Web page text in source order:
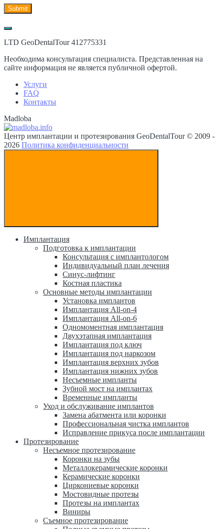
LTD GeoDentalTour 412775331
Необходима консультация специалиста. Представленная на
сайте информация не является публичной офертой.
Услуги
FAQ
Контакты
Madloba
Центр имплантации и протезирования GeoDentalTour © 2009 -
2026 Политика конфиденциальности
Имплантация
Подготовка к имплантации
Консультация с имплантологом
Индивидуальный план лечения
Синус-лифтинг
Костная пластика
Основные методы имплантации
Установка имплантов
Имплантация All-on-4
Имплантация All-on-6
Одномоментная имплантация
Двухэтапная имплантация
Имплантация под ключ
Имплантация под наркозом
Имплантация верхних зубов
Имплантация нижних зубов
Несъемные импланты
Зубной мост на имплантах
Временные импланты
Уход и обслуживание имплантов
Замена абатмента или коронки
Профессиональная чистка имплантов
Исправление прикуса после имплантации
Протезирование
Несъемное протезирование
Коронки на зубы
Металлокерамические коронки
Керамические коронки
Циркониевые коронки
Мостовидные протезы
Протезы на имплантах
Виниры
Съемное протезирование